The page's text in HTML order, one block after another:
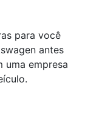
para você
antes
uma empresa